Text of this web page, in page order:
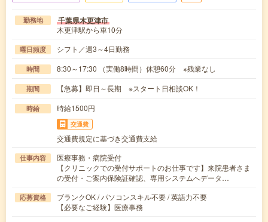
勤務地 千葉県木更津市
木更津駅から車10分
曜日頻度 シフト／週3～4日勤務
時間 8:30～17:30 （実働8時間）休憩60分 ※残業なし
期間 【急募】即日～長期 ※スタート日相談OK！
時給 時給1500円
交通費
交通費規定に基づき交通費支給
仕事内容
医療事務・病院受付
【クリニックでの受付サポートのお仕事です】来院患者さま
の受付・ご案内保険証確認、専用システムへデータ…
応募資格
ブランクOK / パソコンスキル不要 / 英語力不要
【必要なご経験】医療事務